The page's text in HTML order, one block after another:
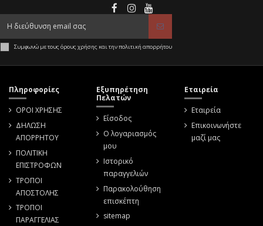
Συμφωνώ με τους όρους χρήσης και την πολιτική απορρήτου
Πληροφορίες
ΟΡΟΙ ΧΡΗΣΗΣ
ΔΗΛΩΣΗ
ΑΠΟΡΡΗΤΟΥ
ΠΟΛΙΤΙΚΗ
ΕΠΙΣΤΡΟΦΩΝ
ΤΡΟΠΟΙ
ΑΠΟΣΤΟΛΗΣ
ΤΡΟΠΟΙ
ΠΑΡΑΓΓΕΛΙΑΣ
Εξυπηρέτηση
Πελατών
Είσοδος
Ο λογαριασμός
μου
Ιστορικό
παραγγελιών
Παρακολούθηση
επισκέπτη
sitemap
Εταιρεία
Εταιρεία
Επικοινωνήστε
μαζί μας